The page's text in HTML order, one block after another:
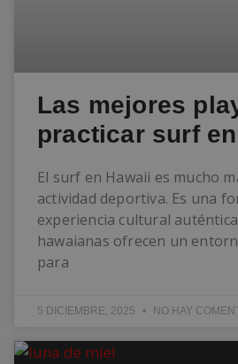
Las mejores
practicar surf
El surf en Hawaii es mucho
actividad deportiva. Es una
experiencia cultural
hawaianas ofrecen un
para
5 DICIEMBRE, 2025 NO HAY